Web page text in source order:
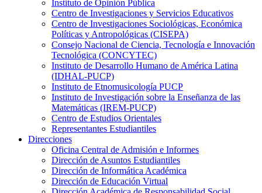
Instituto de Opinión Pública
Centro de Investigaciones y Servicios Educativos
Centro de Investigaciones Sociológicas, Económica
Políticas y Antropológicas (CISEPA)
Consejo Nacional de Ciencia, Tecnología e Innovación
Tecnológica (CONCYTEC)
Instituto de Desarrollo Humano de América Latina
(IDHAL-PUCP)
Instituto de Etnomusicología PUCP
Instituto de Investigación sobre la Enseñanza de las
Matemáticas (IREM-PUCP)
Centro de Estudios Orientales
Representantes Estudiantiles
Direcciones
Oficina Central de Admisión e Informes
Dirección de Asuntos Estudiantiles
Dirección de Informática Académica
Dirección de Educación Virtual